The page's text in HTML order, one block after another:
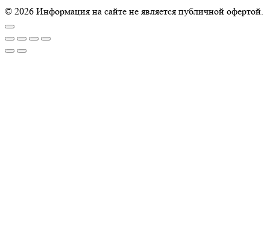
© 2026 Информация на сайте не является публичной офертой.